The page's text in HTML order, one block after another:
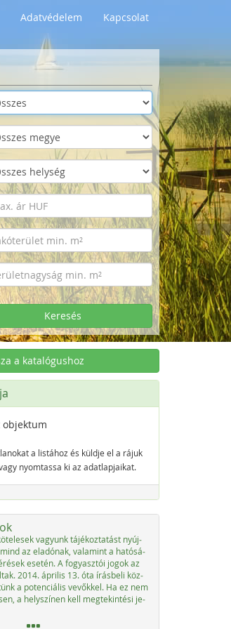
Adatvédelem Kapcsolat
Keresés
a katalógushoz
objektum
a listához és küldje el a rájuk
nyomtassa ki az adatlapjaikat.
va­gyunk tájé­koz­ta­tást nyúj­
az ela­dónak, vala­mint a ha­tósá­
ese­tén. A fo­gyasz­tói jo­gok az
2014. ápri­lis 13. óta írás­be­li köz­
a po­ten­ciá­lis ve­vők­kel. Ha ez nem
a he­lys­zí­nen kell meg­tek­in­té­si je­